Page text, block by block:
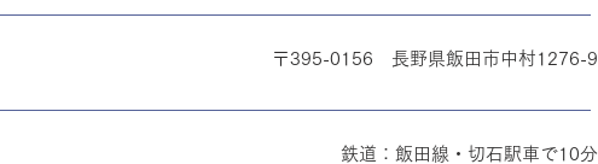
〒395-0156 長野県飯田市中村1276-9
鉄道：飯田線・切石駅車で10分